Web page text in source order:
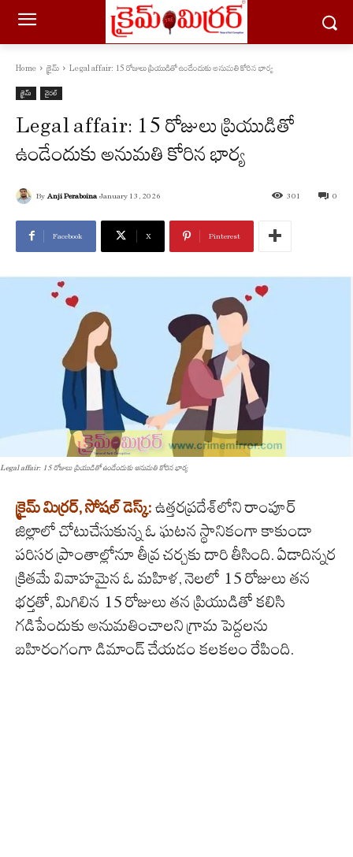
Home క్రైమ్ Legal affair: 15 రోజులు ప్రియుడితో ఉండేందుకు అనుమతి కోరిన భార్య
క్రైమ్ వైరల్
Legal affair: 15 రోజులు ప్రియుడితో
ఉండేందుకు అనుమతి కోరిన భార్య
By Anji Peraboina January 13, 2026 0
301
Facebook X Pinterest
Legal affair: 15 రోజులు ప్రియుడితో ఉండేందుకు అనుమతి కోరిన భార్య
క్రైమ్ మిర్రర్, సోషల్ డెస్క్: ఉత్తరప్రదేశ్‌లోని రాంపూర్
జిల్లాలో చోటుచేసుకున్న ఓ ఘటన స్థానికంగా కాకుండా
పరిసర ప్రాంతాల్లోనూ తీవ్ర చర్చకు దారి తీసింది. ఏడాదిన్నర
క్రితమే వివాహమైన ఓ మహిళ, నెలలో 15 రోజులు తన
భర్తతో, మిగిలిన 15 రోజులు తన ప్రియుడితో కలిసి
గడిపేందుకు అనుమతించాలని గ్రామ పెద్దలను
బహిరంగంగా డిమాండ్ చేయడం కలకలం రేపింది.